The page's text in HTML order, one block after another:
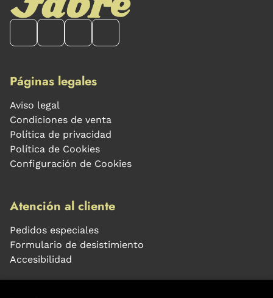
Páginas legales
Aviso legal
Condiciones de venta
Política de privacidad
Política de Cookies
Configuración de Cookies
Atención al cliente
Pedidos especiales
Formulario de desistimiento
Accesibilidad